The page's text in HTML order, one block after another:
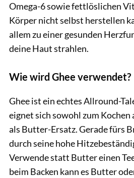
Omega-6 sowie fettlöslichen
Körper nicht selbst herstellen
allem zu einer gesunden
deine Haut strahlen.
Wie wird Ghee verwendet?
Ghee ist ein echtes Allround-
eignet sich sowohl zum Kochen
als Butter-Ersatz. Gerade fürs
durch seine hohe
Verwende statt Butter einen
beim Backen kann es Butter